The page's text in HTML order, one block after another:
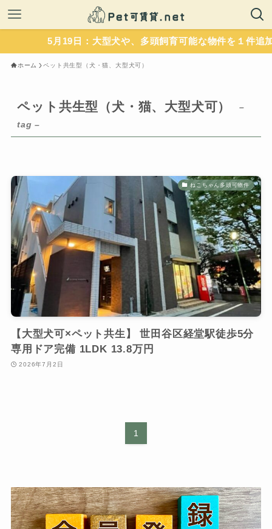
5月19日：大型犬や、多頭飼育可能な物件を１件追加
ホーム ペット共生型（犬・猫、大型犬可）
ペット共生型（犬・猫、大型犬可）
–
tag –
ねこちゃん多頭可物件
【大型犬可×ペット共生】 世田谷区経堂駅徒歩5分
専用ドア完備 1LDK 13.8万円
2026年7月2日
1